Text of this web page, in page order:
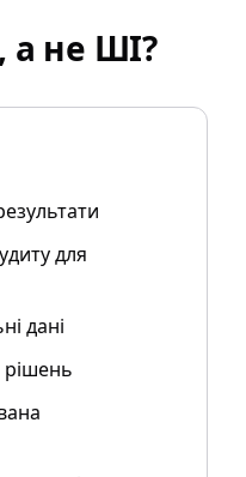
а не ШІ?
для
дані